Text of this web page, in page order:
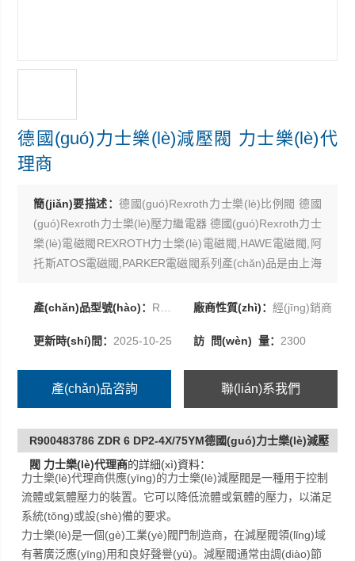
德國(guó)力士樂(lè)減壓閥 力士樂(lè)代
理商
簡(jiǎn)要描述：德國(guó)Rexroth力士樂(lè)比例閥 德國
(guó)Rexroth力士樂(lè)壓力繼電器 德國(guó)Rexroth力士
樂(lè)電磁閥REXROTH力士樂(lè)電磁閥,HAWE電磁閥,阿
托斯ATOS電磁閥,PARKER電磁閥系列產(chǎn)品是由上海
現(xiàn)貨供應(yīng)德國(guó)力士樂(lè)減壓閥
產(chǎn)品型號(hào)： R900483786 ZDR 6 DP2-4X/75YM 廠商性質(zhì)： 經(jīng)銷商
更新時(shí)間： 2025-10-25 訪 問(wèn) 量： 2300
產(chǎn)品咨詢 聯(lián)系我們
R900483786 ZDR 6 DP2-4X/75YM德國(guó)力士樂(lè)減壓
閥 力士樂(lè)代理商的詳細(xì)資料：
力士樂(lè)代理商供應(yīng)的力士樂(lè)減壓閥是一種用于控制
流體或氣體壓力的裝置。它可以降低流體或氣體的壓力，以滿足
系統(tǒng)或設(shè)備的要求。
力士樂(lè)是一個(gè)工業(yè)閥門制造商，在減壓閥領(lǐng)域
有著廣泛應(yīng)用和良好聲譽(yù)。減壓閥通常由調(diào)節